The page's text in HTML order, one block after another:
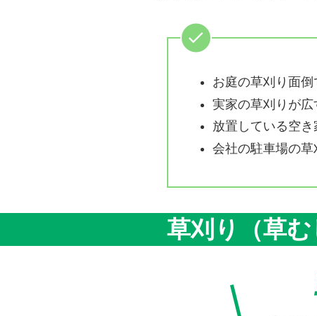
お庭の草刈り面
実家の草刈りが
放置している空
会社の駐車場の
草刈り（草